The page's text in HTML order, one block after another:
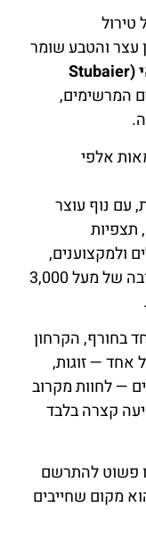
טירול
עצר והטבע שומר
קרחון שטובאי (Stubaier
המרשימים,
אלפי
עם נוף עוצר
תצפיות
ולמקצוענים,
וכמובן — הזדמנות להגיע לנקודה בגובה של מעל 3,000
בחורף, הקרחון
אחד — זוגות,
— לחוות מקרוב
קצרה בלבד
פשוט להתרשם
מקום שחייבים